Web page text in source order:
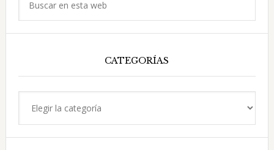
CATEGORÍAS